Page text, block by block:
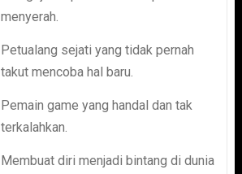
menyerah.
Petualang sejati yang tidak pernah
takut mencoba hal baru.
Pemain game yang handal dan tak
terkalahkan.
Membuat diri menjadi bintang di dunia